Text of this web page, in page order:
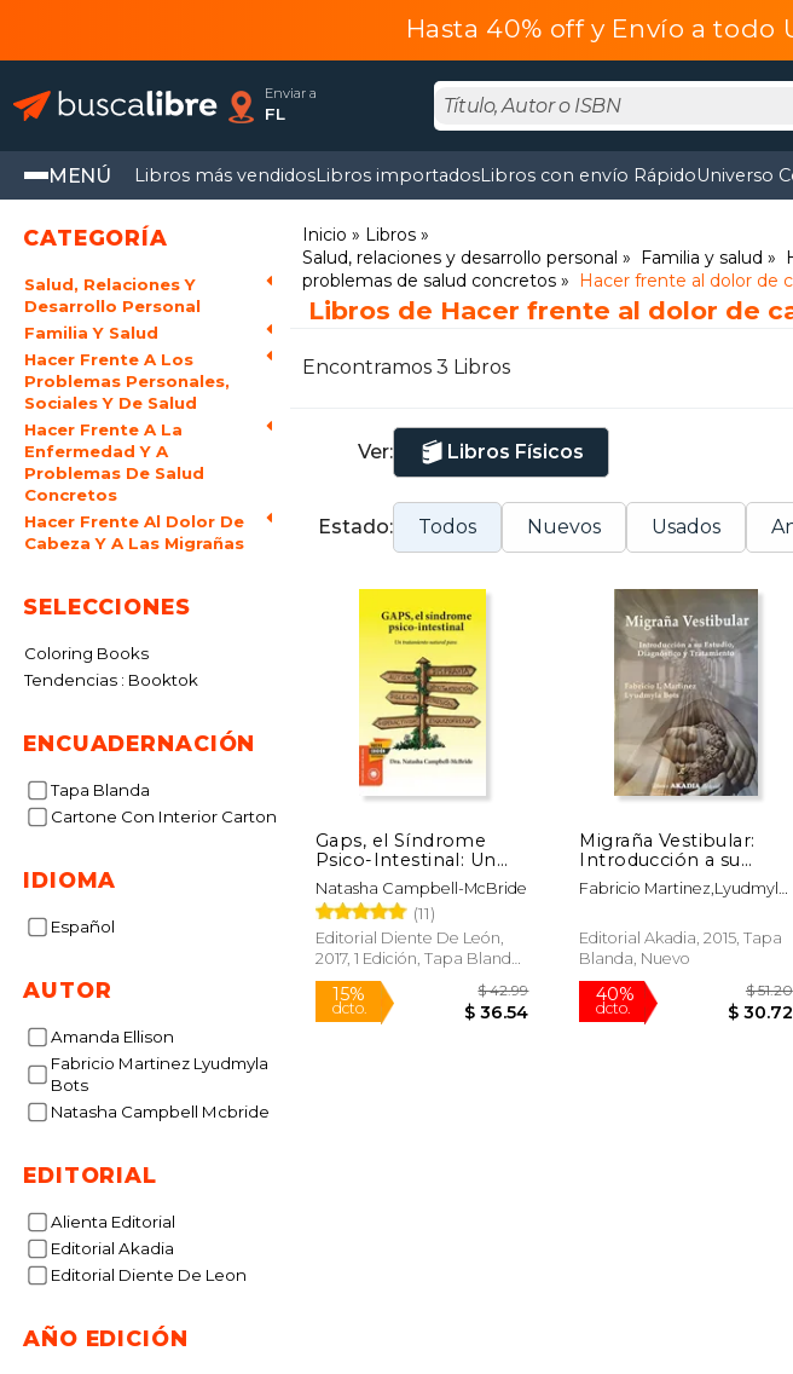
Hasta 40% off y Envío a todo
Enviar a
FL
MENÚ Libros más vendidosLibros importadosLibros con envío RápidoUniverso
CATEGORÍA
Salud, Relaciones Y
Desarrollo Personal
Familia Y Salud
Hacer Frente A Los
Problemas Personales,
Sociales Y De Salud
Hacer Frente A La
Enfermedad Y A
Problemas De Salud
Concretos
Hacer Frente Al Dolor De
Cabeza Y A Las Migrañas
SELECCIONES
Coloring Books
Tendencias : Booktok
ENCUADERNACIÓN
Tapa Blanda
Cartone Con Interior Carton
IDIOMA
Español
AUTOR
Amanda Ellison
Fabricio Martinez Lyudmyla
Bots
Natasha Campbell Mcbride
EDITORIAL
Alienta Editorial
Editorial Akadia
Editorial Diente De Leon
AÑO EDICIÓN
Inicio
Libros
Salud, relaciones y desarrollo personal
Familia y salud
problemas de salud concretos
Hacer frente al dolor de
Libros de Hacer frente al dolor de
Encontramos 3 Libros
Ver: Libros Físicos
Estado: Todos Nuevos Usados
Gaps, el Síndrome
Psico-Intestinal: Un
Tratamiento Natural
Para el Autismo, la
Dispraxia, el Trastorno
por Déficit de
Atención con o sin. Y
y Plantas)
Natasha Campbell-McBride
(11)
Editorial Diente De León,
2017, 1 Edición, Tapa Blanda,
Nuevo
Migraña Vestibular:
Introducción a su
estudio, diagnóstico y
tratamiento
Fabricio Martinez,Lyudmyla
Editorial Akadia, 2015, Tapa
Blanda, Nuevo